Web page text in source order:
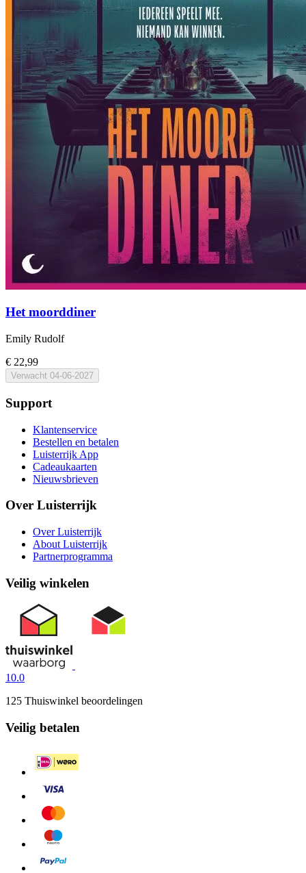
Het moorddiner
Emily Rudolf
€ 22,99
Verwacht 04-06-2027
Support
Klantenservice
Bestellen en betalen
Luisterrijk App
Cadeaukaarten
Nieuwsbrieven
Over Luisterrijk
Over Luisterrijk
About Luisterrijk
Partnerprogramma
Veilig winkelen
10.0
125 Thuiswinkel beoordelingen
Veilig betalen